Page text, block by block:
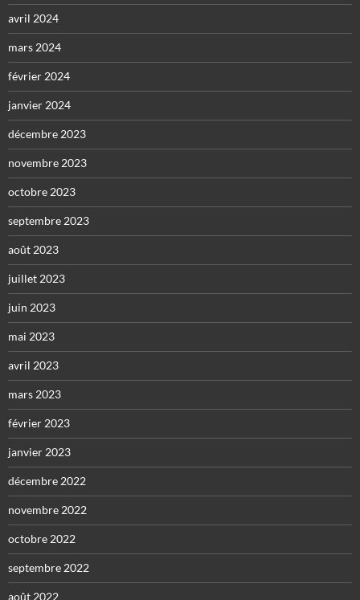
avril 2024
mars 2024
février 2024
janvier 2024
décembre 2023
novembre 2023
octobre 2023
septembre 2023
août 2023
juillet 2023
juin 2023
mai 2023
avril 2023
mars 2023
février 2023
janvier 2023
décembre 2022
novembre 2022
octobre 2022
septembre 2022
août 2022